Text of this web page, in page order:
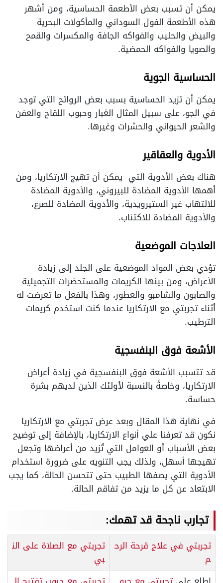
يمكن أن تسبب بعض الأطعمة الحساسية، ومن أشهر
هذه الأطعمة الفول السوداني والمأكولات البحرية
والبيض والحليب والفواكه الجافة والمكسرات والقمح
والصويا والفواكه الحمضية.
الحساسية الجوية
يمكن أن تزيد الحساسية بسبب بعض الروائح التي توجد
في الجو، على سبيل المثال الغبار وحبوب اللقاح والعفن
والشعر الحيواني والحشرات وغيرها.
الأدوية والعقاقير
هناك بعض الأدوية التي يمكن أن تهيج الارتكاريا، ومن
أهمها الأدوية المضادة للبيروني، والأدوية المضادة
للالتهاب غير الستيرويدية، والأدوية المضادة للصرع،
والأدوية المضادة للاكتئاب.
العلاجات الموضعية
تؤدي بعض المواد الموضعية على الجلد إلى زيادة
الأعراض، ومن بينها الكريمات والمستحضرات التجميلية
والصابون والشامبو والعطور، وهذا بالفعل ما تعرضت له
أثناء تجربتي مع الارتكاريا عندما كنت استخدم كريمات
الترطيب.
الأشعة فوق البنفسجية
قد تتسبب الأشعة فوق البنفسجية في زيادة أعراض
الارتكاريا، وخاصةً بالنسبة لأولئك الذين لديهم بشرة
حساسة.
في نهاية هذا المقال وبعد عرض تجربتي مع الارتكاريا
نكون قد تعرفنا علي أنواع الارتكاريا، بالإضافة إلى توضيح
بعض الأسباب أو العوامل التي تُزيد من أعراضها وتجعل
تهيجها أسهل، ولذلك يجب التنويه على ضرورة استخدام
الأدوية التي يصفها الطبيب حتى تتحسن الحالة، كما يجب
الابتعاد عن كل ما يزيد من تفاقم الحالة.
تجارب ناجحة قد تهمك:
تجربتي في علاج قرحة الرح
م
تجربتي مع الصلاة على الن
بي